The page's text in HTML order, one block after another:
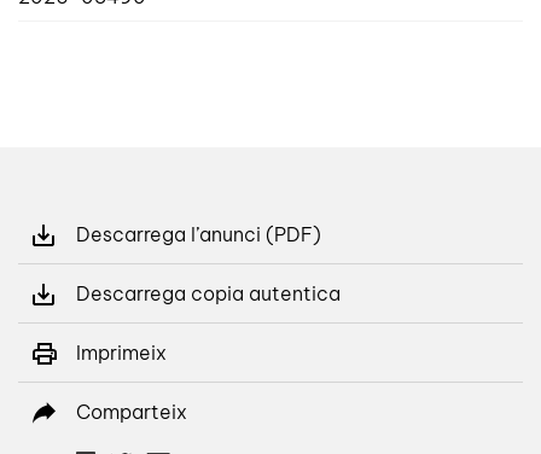
Descarrega l’anunci (PDF)
Descarrega copia autentica
Imprimeix
Comparteix